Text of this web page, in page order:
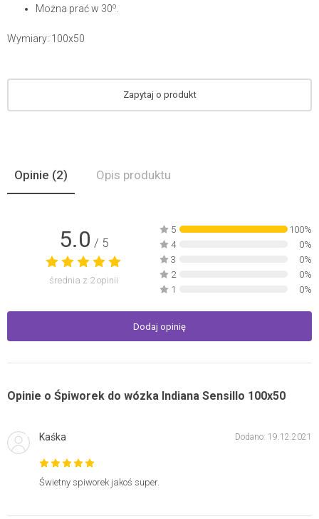
Można prać w 30o.
Wymiary: 100x50
Zapytaj o produkt
Opinie (2) Opis produktu
5.0 / 5
średnia z 2opinii
5
100%
4
0%
3
0%
2
0%
1
0%
Dodaj opinię
Opinie o Śpiworek do wózka Indiana Sensillo 100x50
Kaśka Dodano: 19.12.2021
Świetny spiworek jakoś super.